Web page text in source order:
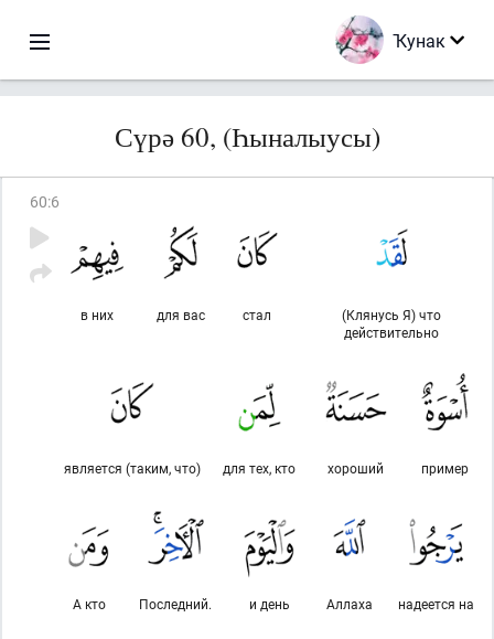
Ҡунак
Сүрә 60, (Һыналыусы)
60:6
(Клянусь Я) что
действительно
стал
для вас
в них
пример
хороший
для тех, кто
является (таким, что)
надеется на
Аллаха
и день
Последний.
А кто